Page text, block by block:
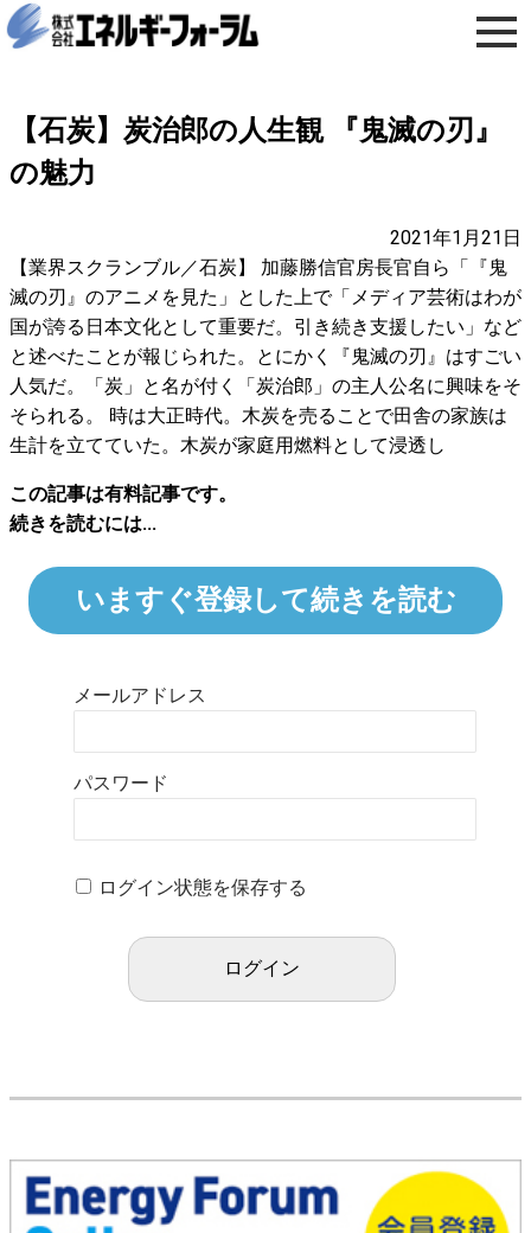
【石炭】炭治郎の人生観 『鬼滅の刃』
の魅力
2021年1月21日
【業界スクランブル／石炭】 加藤勝信官房長官自ら「『鬼
滅の刃』のアニメを見た」とした上で「メディア芸術はわが
国が誇る日本文化として重要だ。引き続き支援したい」など
と述べたことが報じられた。とにかく『鬼滅の刃』はすごい
人気だ。「炭」と名が付く「炭治郎」の主人公名に興味をそ
そられる。 時は大正時代。木炭を売ることで田舎の家族は
生計を立てていた。木炭が家庭用燃料として浸透し
この記事は有料記事です。
続きを読むには...
いますぐ登録して続きを読む
メールアドレス
パスワード
ログイン状態を保存する